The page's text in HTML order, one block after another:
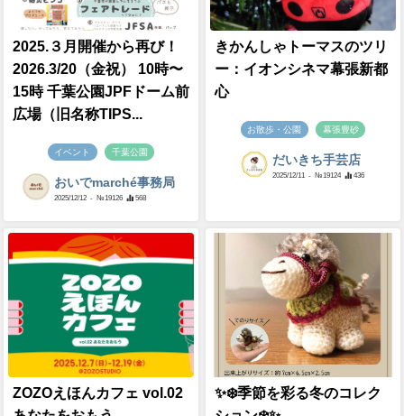
2025.３月開催から再び！
2026.3/20（金祝） 10時〜
15時 千葉公園JPFドーム前
広場（旧名称TIPS...
イベント 千葉公園
おいでmarché事務局
2025/12/12 - №19126 568
きかんしゃトーマスのツリ
ー：イオンシネマ幕張新都
心
お散歩・公園 幕張豊砂
だいきち手芸店
2025/12/11 - №19124 436
ZOZOえほんカフェ vol.02
✨❄️季節を彩る冬のコレク